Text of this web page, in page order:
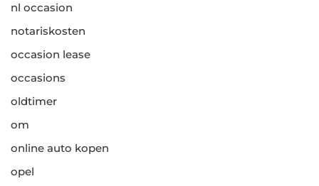
nl occasion
notariskosten
occasion lease
occasions
oldtimer
om
online auto kopen
opel